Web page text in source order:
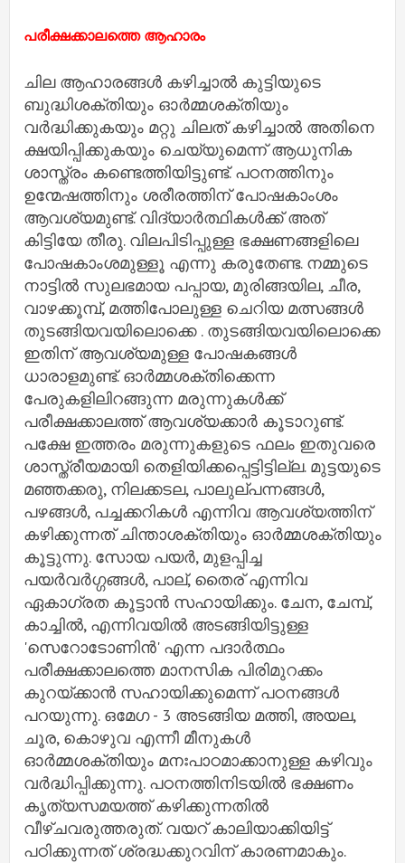
പരീക്ഷക്കാലത്തെ ആഹാരം
ചില ആഹാരങ്ങള്‍ കഴിച്ചാല്‍ കുട്ടിയുടെ
ബുദ്ധിശക്തിയും ഓര്‍മ്മശക്തിയും
വര്‍ദ്ധിക്കുകയും മറ്റു ചിലത് കഴിച്ചാല്‍ അതിനെ
ക്ഷയിപ്പിക്കുകയും ചെയ്യുമെന്ന് ആധുനിക
ശാസ്ത്രം കണ്ടെത്തിയിട്ടുണ്ട്. പഠനത്തിനും
ഉന്മേഷത്തിനും ശരീരത്തിന് പോഷകാംശം
ആവശ്യമുണ്ട്. വിദ്യാര്‍ത്ഥികള്‍ക്ക് അത്
കിട്ടിയേ തീരു. വിലപിടിപ്പുള്ള ഭക്ഷണങ്ങളിലെ
പോഷകാംശമുള്ളൂ എന്നു കരുതേണ്ട. നമ്മുടെ
നാട്ടില്‍ സുലഭമായ പപ്പായ, മുരിങ്ങയില, ചീര,
വാഴക്കൂമ്പ്, മത്തിപോലുള്ള ചെറിയ മത്സങ്ങള്‍
തുടങ്ങിയവയിലൊക്കെ . തുടങ്ങിയവയിലൊക്കെ
ഇതിന് ആവശ്യമുള്ള പോഷകങ്ങള്‍
ധാരാളമുണ്ട്. ഓര്‍മ്മശക്തിക്കെന്ന
പേരുകളിലിറങ്ങുന്ന മരുന്നുകള്‍ക്ക്
പരീക്ഷക്കാലത്ത് ആവശ്യക്കാര്‍ കൂടാറുണ്ട്.
പക്ഷേ ഇത്തരം മരുന്നുകളുടെ ഫലം ഇതുവരെ
ശാസ്ത്രീയമായി തെളിയിക്കപ്പെട്ടിട്ടില്ല. മുട്ടയുടെ
മഞ്ഞക്കരു, നിലക്കടല, പാലുല്പന്നങ്ങള്‍,
പഴങ്ങള്‍, പച്ചക്കറികള്‍ എന്നിവ ആവശ്യത്തിന്
കഴിക്കുന്നത് ചിന്താശക്തിയും ഓര്‍മ്മശക്തിയും
കൂട്ടുന്നു. സോയ പയര്‍, മുളപ്പിച്ച
പയര്‍വര്‍ഗ്ഗങ്ങള്‍, പാല്, തൈര് എന്നിവ
ഏകാഗ്രത കൂട്ടാന്‍ സഹായിക്കും. ചേന, ചേമ്പ്,
കാച്ചില്‍, എന്നിവയില്‍ അടങ്ങിയിട്ടുള്ള
'സെറോടോണിന്‍' എന്ന പദാര്‍ത്ഥം
പരീക്ഷക്കാലത്തെ മാനസിക പിരിമുറക്കം
കുറയ്ക്കാന്‍ സഹായിക്കുമെന്ന് പഠനങ്ങള്‍
പറയുന്നു. ഒമേഗ - 3 അടങ്ങിയ മത്തി, അയല,
ചൂര, കൊഴുവ എന്നീ മീനുകള്‍
ഓര്‍മ്മശക്തിയും മനഃപാഠമാക്കാനുള്ള കഴിവും
വര്‍ദ്ധിപ്പിക്കുന്നു. പഠനത്തിനിടയില്‍ ഭക്ഷണം
കൃത്യസമയത്ത് കഴിക്കുന്നതില്‍
വീഴ്ചവരുത്തരുത്. വയറ് കാലിയാക്കിയിട്ട്
പഠിക്കുന്നത് ശ്രദ്ധക്കുറവിന് കാരണമാകും.